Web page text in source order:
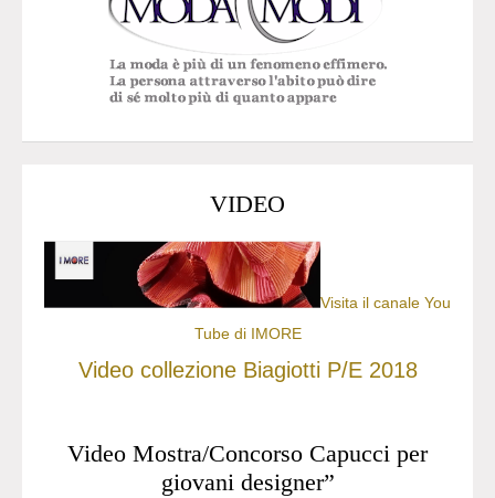
VIDEO
Visita il canale You
Tube di IMORE
Video collezione Biagiotti P/E 2018
Video Mostra/Concorso Capucci per
giovani designer”